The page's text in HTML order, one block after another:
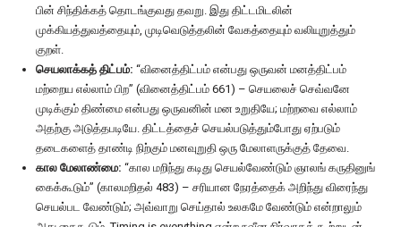
பின் சிந்திக்கத் தொடங்குவது தவறு. இது திட்டமிடலின்
முக்கியத்துவத்தையும், முடிவெடுத்தலின் வேகத்தையும் வலியுறுத்தும்
குறள்.
செயலாக்கத் திட்பம்: “வினைத்திட்பம் என்பது ஒருவன் மனத்திட்பம்
மற்றைய எல்லாம் பிற” (வினைத்திட்பம் 661) – செயலைச் செவ்வனே
முடிக்கும் திண்மை என்பது ஒருவனின் மன உறுதியே; மற்றவை எல்லாம்
அதற்கு அடுத்தபடியே. திட்டத்தைச் செயல்படுத்தும்போது ஏற்படும்
தடைகளைத் தாண்டி நிற்கும் மனவுறுதி ஒரு மேலாளருக்குத் தேவை.
கால மேலாண்மை: “கால மறிந்து கடிது செயல்வேண்டும் ஞாலங் கருதினுங்
கைக்கூடும்” (காலமறிதல் 483) – சரியான நேரத்தைக் அறிந்து விரைந்து
செயல்பட வேண்டும்; அவ்வாறு செய்தால் உலகமே வேண்டும் என்றாலும்